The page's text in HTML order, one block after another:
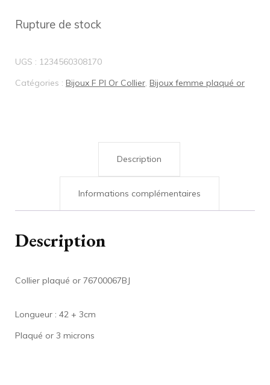
Rupture de stock
UGS : 1234560308170
Catégories : Bijoux F Pl Or Collier, Bijoux femme plaqué or
Description
Informations complémentaires
Description
Collier plaqué or 76700067BJ
Longueur : 42 + 3cm
Plaqué or 3 microns